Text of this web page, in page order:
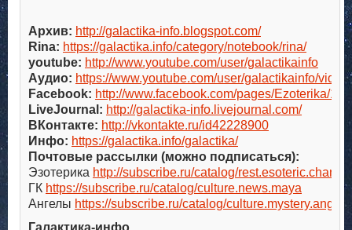
Архив: http://galactika-info.blogspot.com/
Rina: https://galactika.info/category/notebook/rina/
youtube: http://www.youtube.com/user/galactikainfo
Аудио: https://www.youtube.com/user/galactikainfo/
Facebook: http://www.facebook.com/pages/Ezoterika/
LiveJournal: http://galactika-info.livejournal.com/
ВКонтакте: http://vkontakte.ru/id42228900
Инфо: https://galactika.info/galactika/
Почтовые рассылки (можно подписаться):
Эзотерика http://subscribe.ru/catalog/
ГК https://subscribe.ru/catalog/culture.news.maya
Ангелы https://subscribe.ru/catalog/culture.mystery.angel